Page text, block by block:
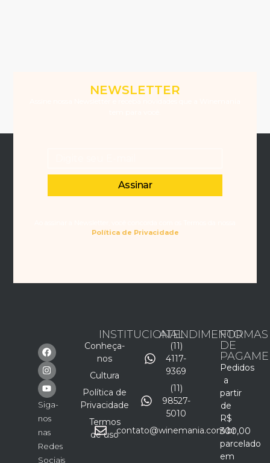
NEWSLETTER
Assinar
Política de Privacidade
Siga-
nos
nas
Redes
Sociais
INSTITUCIONAL
Conheça-
nos
Cultura
Política de
Privacidade
Termos
de uso
ATENDIMENTO
(11)
4117-
9369
(11)
98527-
5010
contato@winemania.com.br
FORMAS
DE
Pedidos
a
partir
de
R$
300,00
parcelado
em